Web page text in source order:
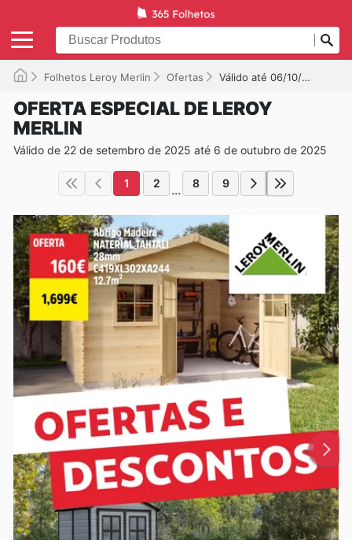
Folhetos Leroy Merlin Ofertas Válido até 06/10/2025
OFERTA ESPECIAL DE LEROY
MERLIN
Válido de 22 de setembro de 2025 até 6 de outubro de 2025
1 2 ... 8 9